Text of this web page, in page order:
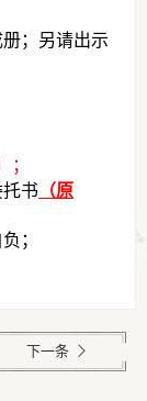
；另请出示
；
书 （原
；
下一条